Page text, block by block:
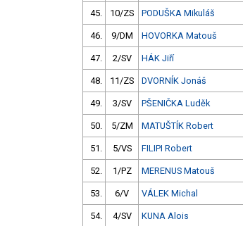
45. 10/ZS PODUŠKA Mikuláš
46. 9/DM HOVORKA Matouš
47. 2/SV HÁK Jiří
48. 11/ZS DVORNÍK Jonáš
49. 3/SV PŠENIČKA Luděk
50. 5/ZM MATUŠTÍK Robert
51. 5/VS FILIPI Robert
52. 1/PZ MERENUS Matouš
53. 6/V VÁLEK Michal
54. 4/SV KUNA Alois